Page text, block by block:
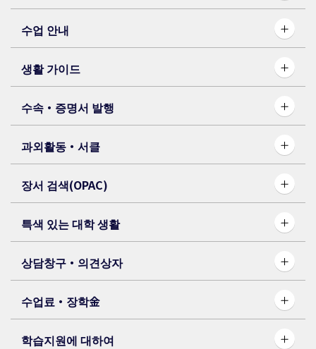
수업 안내
생활 가이드
수속・증명서 발행
과외활동・서클
장서 검색(OPAC)
특색 있는 대학 생활
상담창구・의견상자
수업료・장학⾦
학습지원에 대하여